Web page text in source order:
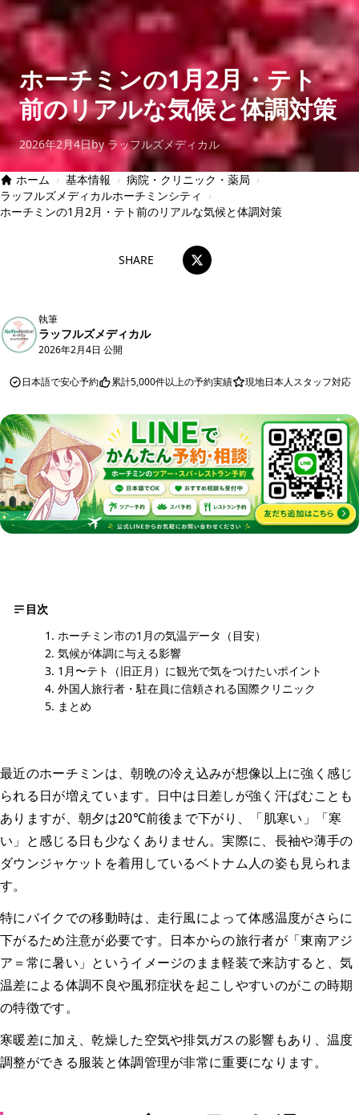
ホーチミンの1月2月・テト
前のリアルな気候と体調対策
2026年2月4日by ラッフルズメディカル
ホーム › 基本情報 › 病院・クリニック・薬局 ›
ラッフルズメディカルホーチミンシティ
›
ホーチミンの1月2月・テト前のリアルな気候と体調対策
SHARE
執筆
ラッフルズメディカル
2026年2月4日 公開
日本語で安心予約 累計5,000件以上の予約実績 現地日本人スタッフ対応
目次
ホーチミン市の1月の気温データ（目安）
気候が体調に与える影響
1月〜テト（旧正月）に観光で気をつけたいポイント
外国人旅行者・駐在員に信頼される国際クリニック
まとめ
最近のホーチミンは、朝晩の冷え込みが想像以上に強く感じ
られる日が増えています。日中は日差しが強く汗ばむことも
ありますが、朝夕は20℃前後まで下がり、「肌寒い」「寒
い」と感じる日も少なくありません。実際に、長袖や薄手の
ダウンジャケットを着用しているベトナム人の姿も見られま
す。
特にバイクでの移動時は、走行風によって体感温度がさらに
下がるため注意が必要です。日本からの旅行者が「東南アジ
ア＝常に暑い」というイメージのまま軽装で来訪すると、気
温差による体調不良や風邪症状を起こしやすいのがこの時期
の特徴です。
寒暖差に加え、乾燥した空気や排気ガスの影響もあり、温度
調整ができる服装と体調管理が非常に重要になります。